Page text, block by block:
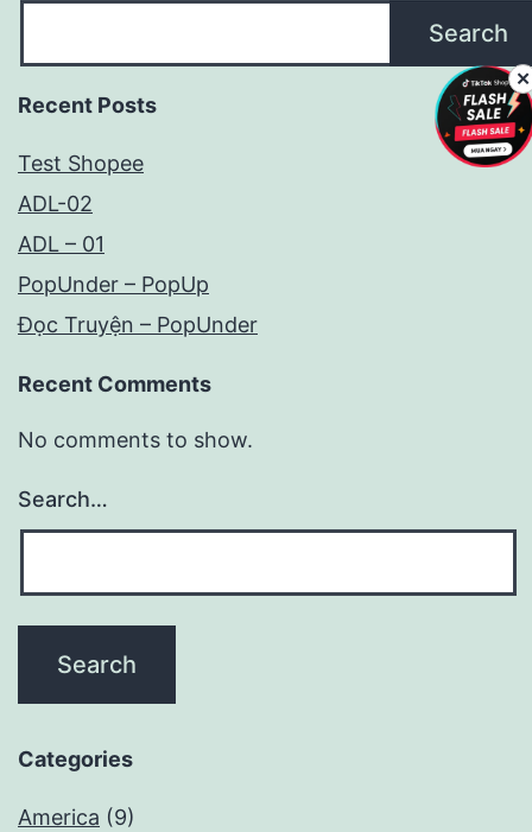
Search
Recent Posts
Test Shopee
ADL-02
ADL – 01
PopUnder – PopUp
Đọc Truyện – PopUnder
Recent Comments
No comments to show.
Search…
Categories
America (9)
✕